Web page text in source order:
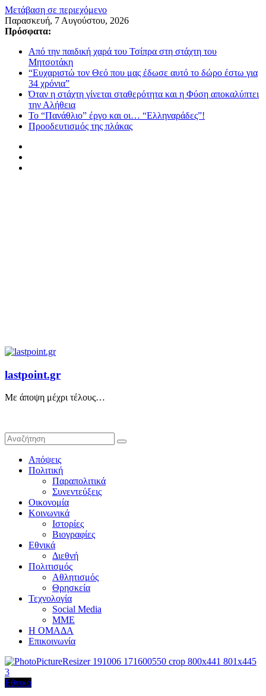
Μετάβαση σε περιεχόμενο
Παρασκευή, 7 Αυγούστου, 2026
Πρόσφατα:
Από την παιδική χαρά του Τσίπρα στη στάχτη του
Μητσοτάκη
“Ευχαριστώ τον Θεό που μας έδωσε αυτό το δώρο έστω για
34 χρόνια”
Όταν η στάχτη γίνεται σταθερότητα και η Φύση αποκαλύπτει
την Αλήθεια
Το “Πανάθλιο” έργο και οι… “Ελληναράδες”!
Προοδευτισμός της πλάκας
lastpoint.gr
Με άποψη μέχρι τέλους…
Απόψεις
Πολιτική
Παραπολιτικά
Συνεντεύξεις
Οικονομία
Κοινωνικά
Ιστορίες
Βιογραφίες
Εθνικά
Διεθνή
Πολιτισμός
Αθλητισμός
Θρησκεία
Τεχνολογία
Social Media
ΜΜΕ
Η ΟΜΑΔΑ
Επικοινωνία
Εθνικά